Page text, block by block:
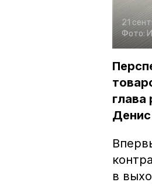
21
Фото:
глава
в